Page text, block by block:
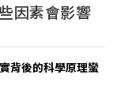
因素會影響
背後的科學原理蠻